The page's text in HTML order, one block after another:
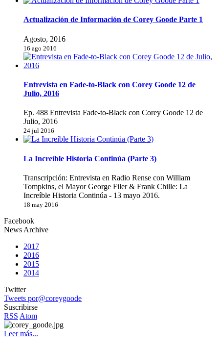
Actualización de Información de Corey Goode Parte 1
Agosto, 2016
16 ago 2016
Entrevista en Fade-to-Black con Corey Goode 12 de
Julio, 2016
Ep. 488 Entrevista Fade-to-Black con Corey Goode 12 de
Julio, 2016
24 jul 2016
La Increíble Historia Continúa (Parte 3)
Transcripción: Entrevista en Radio Rense con William
Tompkins, el Mayor George Filer & Frank Chille: La
Increíble Historia Continúa - 13 mayo 2016.
18 may 2016
Facebook
News Archive
2017
2016
2015
2014
Twitter
Tweets por@coreygoode
Suscribirse
RSS Atom
Leer más...